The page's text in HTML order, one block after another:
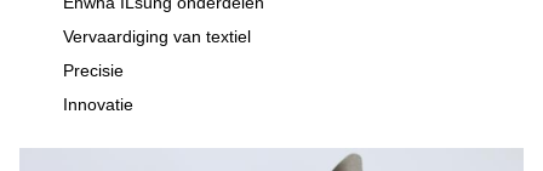
Vervaardiging van textiel
Precisie
Innovatie